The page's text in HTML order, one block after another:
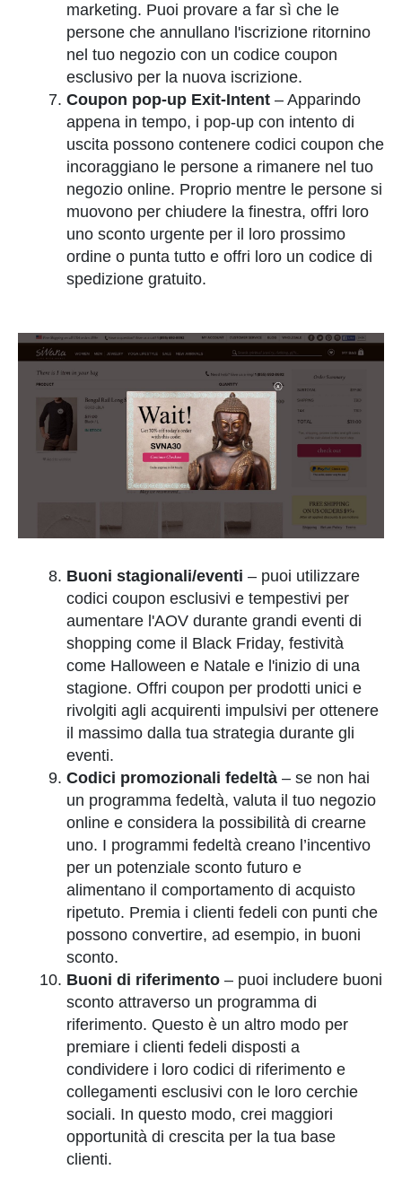
marketing. Puoi provare a far sì che le
persone che annullano l'iscrizione ritornino
nel tuo negozio con un codice coupon
esclusivo per la nuova iscrizione.
Coupon pop-up Exit-Intent – Apparindo
appena in tempo, i pop-up con intento di
uscita possono contenere codici coupon che
incoraggiano le persone a rimanere nel tuo
negozio online. Proprio mentre le persone si
muovono per chiudere la finestra, offri loro
uno sconto urgente per il loro prossimo
ordine o punta tutto e offri loro un codice di
spedizione gratuito.
Buoni stagionali/eventi – puoi utilizzare
codici coupon esclusivi e tempestivi per
aumentare l'AOV durante grandi eventi di
shopping come il Black Friday, festività
come Halloween e Natale e l'inizio di una
stagione. Offri coupon per prodotti unici e
rivolgiti agli acquirenti impulsivi per ottenere
il massimo dalla tua strategia durante gli
eventi.
Codici promozionali fedeltà – se non hai
un programma fedeltà, valuta il tuo negozio
online e considera la possibilità di crearne
uno. I programmi fedeltà creano l’incentivo
per un potenziale sconto futuro e
alimentano il comportamento di acquisto
ripetuto. Premia i clienti fedeli con punti che
possono convertire, ad esempio, in buoni
sconto.
Buoni di riferimento – puoi includere buoni
sconto attraverso un programma di
riferimento. Questo è un altro modo per
premiare i clienti fedeli disposti a
condividere i loro codici di riferimento e
collegamenti esclusivi con le loro cerchie
sociali. In questo modo, crei maggiori
opportunità di crescita per la tua base
clienti.